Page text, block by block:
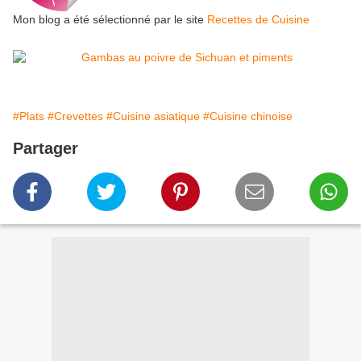
Mon blog a été sélectionné par le site Recettes de Cuisine
#Plats #Crevettes #Cuisine asiatique #Cuisine chinoise
Partager